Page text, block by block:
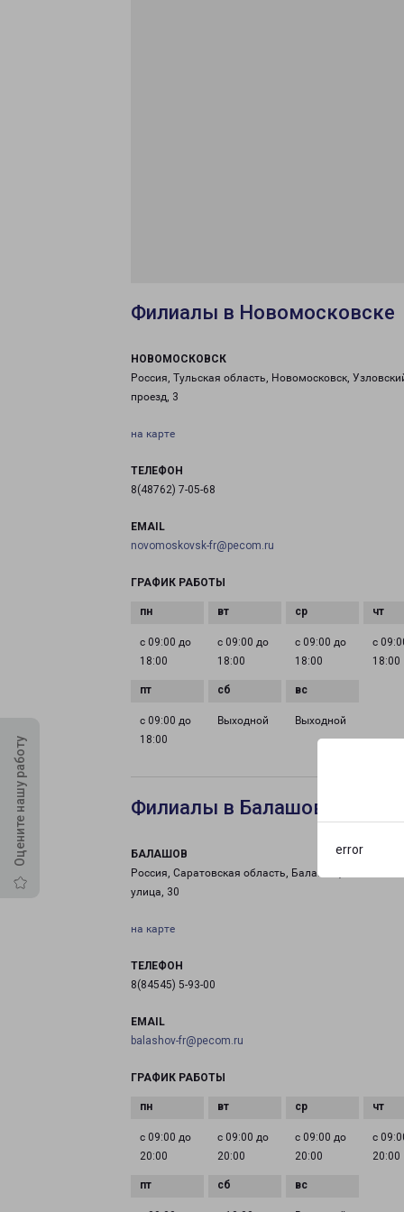
error
Оцените нашу работу
Филиалы в Новомосковске
НОВОМОСКОВСК
Россия, Тульская область, Новомосковск,
проезд, 3
на карте
ТЕЛЕФОН
8(48762) 7-05-68
EMAIL
novomoskovsk-fr@pecom.ru
ГРАФИК РАБОТЫ
с 09:00 до
18:00
с 09:00 до
18:00
с 09:00 до
18:00
с
18:00
с 09:00 до
18:00
Выходной Выходной
Филиалы в Балашове
БАЛАШОВ
Россия, Саратовская область, Балашов, Шоссейная
улица, 30
на карте
ТЕЛЕФОН
8(84545) 5-93-00
EMAIL
balashov-fr@pecom.ru
ГРАФИК РАБОТЫ
с 09:00 до
20:00
с 09:00 до
20:00
с 09:00 до
20:00
с
20:00